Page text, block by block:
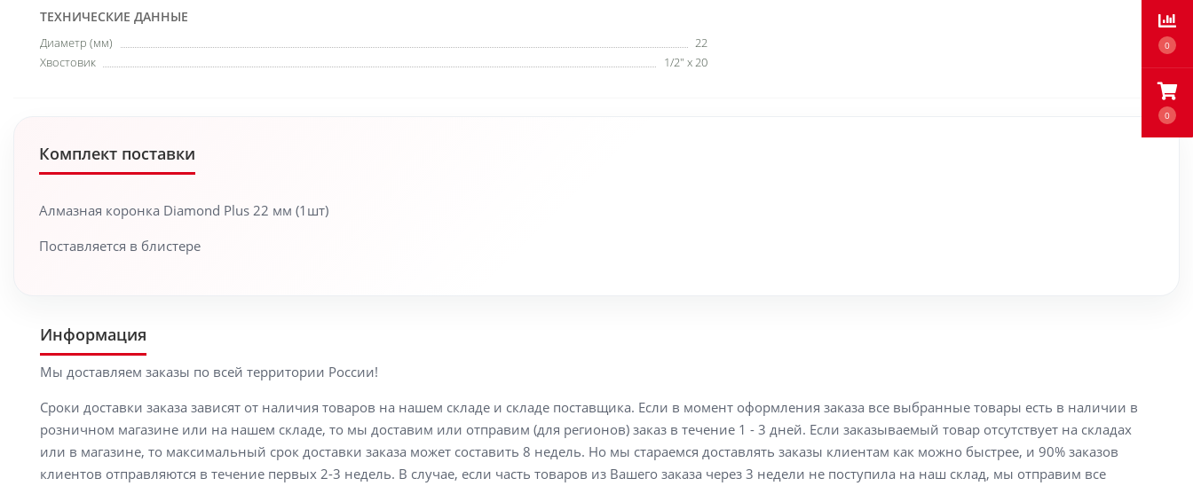
0
0
ТЕХНИЧЕСКИЕ ДАННЫЕ
Диаметр (мм)
22
Хвостовик
1/2" x 20
Комплект поставки
Алмазная коронка Diamond Plus 22 мм (1шт)
Поставляется в блистере
Информация
Мы доставляем заказы по всей территории России!
Сроки доставки заказа зависят от наличия товаров на нашем складе и складе поставщика. Если в момент оформления заказа все выбранные товары есть в наличии в
розничном магазине или на нашем складе, то мы доставим или отправим (для регионов) заказ в течение 1 - 3 дней. Если заказываемый товар отсутствует на складах
или в магазине, то максимальный срок доставки заказа может составить 8 недель. Но мы стараемся доставлять заказы клиентам как можно быстрее, и 90% заказов
клиентов отправляются в течение первых 2-3 недель. В случае, если часть товаров из Вашего заказа через 3 недели не поступила на наш склад, мы отправим все